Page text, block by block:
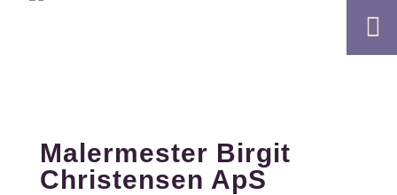

Malermester Birgit
Christensen ApS